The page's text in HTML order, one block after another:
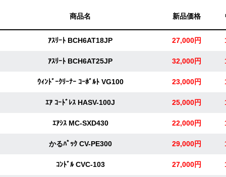
振
込！
商品名 新品価格
ｱｽﾘｰﾄ BCH6AT18JP 27,000円
ｱｽﾘｰﾄ BCH6AT25JP 32,000円
ｳｨﾝﾄﾞｰｸﾘｰﾅｰ ｺｰﾎﾞﾙﾄ VG100 23,000円
ｴｱ ｺｰﾄﾞﾚｽ HASV-100J 25,000円
ｴｱｼｽ MC-SXD430 22,000円
かるﾊﾟｯｸ CV-PE300 29,000円
ｺﾝﾄﾞﾙ CVC-103 27,000円